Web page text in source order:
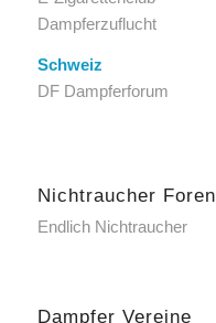
Dampferzuflucht
Schweiz
DF Dampferforum
Nichtraucher Foren
Endlich Nichtraucher
Dampfer Vereine